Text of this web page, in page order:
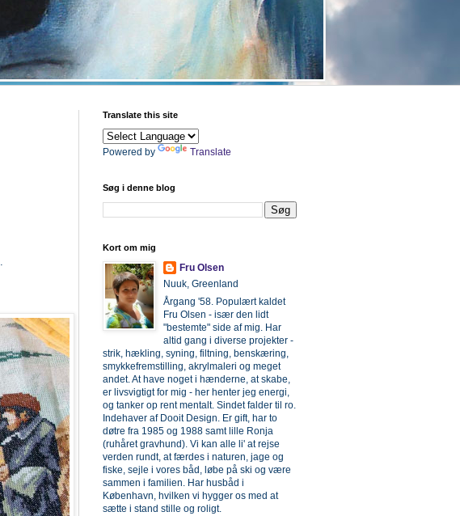
Translate this site
Powered by Translate
Søg i denne blog
Kort om mig
Fru Olsen
Nuuk, Greenland
Årgang '58. Populært kaldet
Fru Olsen - især den lidt
"bestemte" side af mig. Har
altid gang i diverse projekter -
strik, hækling, syning, filtning, benskæring,
smykkefremstilling, akrylmaleri og meget
andet. At have noget i hænderne, at skabe,
er livsvigtigt for mig - her henter jeg energi,
og tanker op rent mentalt. Sindet falder til ro.
Indehaver af Dooit Design. Er gift, har to
døtre fra 1985 og 1988 samt lille Ronja
(ruhåret gravhund). Vi kan alle li' at rejse
verden rundt, at færdes i naturen, jage og
fiske, sejle i vores båd, løbe på ski og være
sammen i familien. Har husbåd i
København, hvilken vi hygger os med at
sætte i stand stille og roligt.